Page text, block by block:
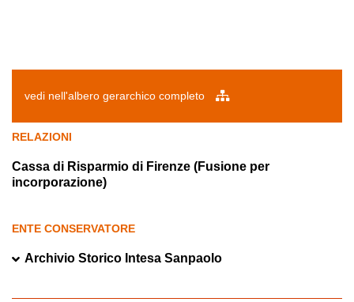
vedi nell'albero gerarchico completo
RELAZIONI
Cassa di Risparmio di Firenze (Fusione per
incorporazione)
ENTE CONSERVATORE
Archivio Storico Intesa Sanpaolo